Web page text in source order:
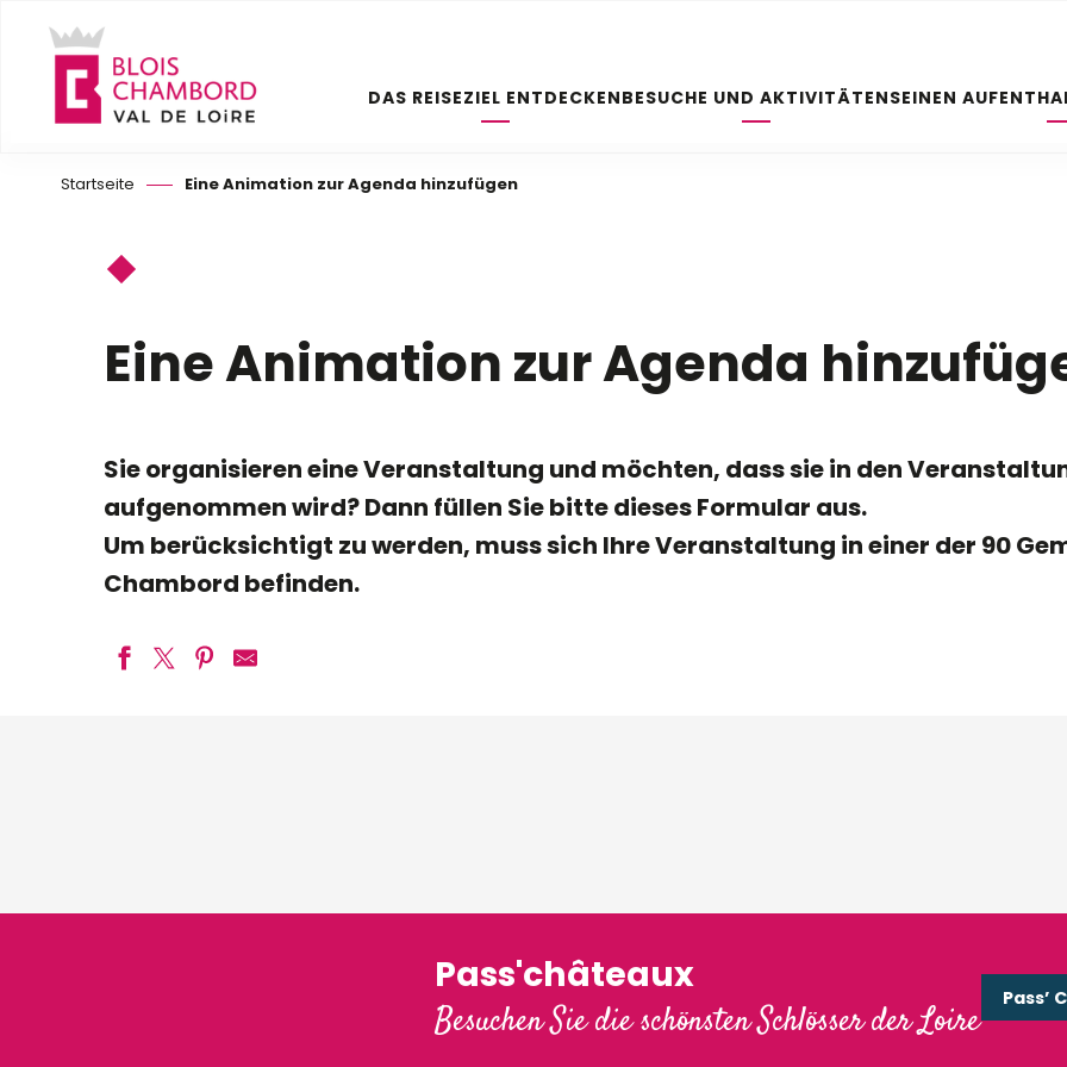
contenu
principal
DAS REISEZIEL ENTDECKENBESUCHE UND AKTIVITÄTENSEINEN
Startseite Eine Animation zur Agenda hinzufügen
Eine Animation zur Agenda
Sie organisieren eine Veranstaltung und möchten, dass sie in den
aufgenommen wird? Dann füllen Sie bitte dieses Formular aus.
Um berücksichtigt zu werden, muss sich Ihre Veranstaltung in einer der 90
Chambord befinden.
Pass'châteaux
Besuchen Sie die schönsten Schlösser der Loire
Pass’